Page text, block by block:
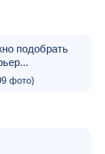
подобрать
фото)